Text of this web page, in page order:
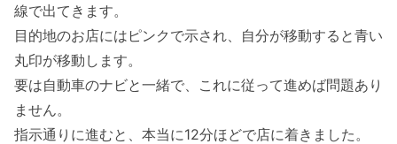
線で出てきます。
目的地のお店にはピンクで示され、自分が移動すると青い
丸印が移動します。
要は自動車のナビと一緒で、これに従って進めば問題あり
ません。
指示通りに進むと、本当に12分ほどで店に着きました。